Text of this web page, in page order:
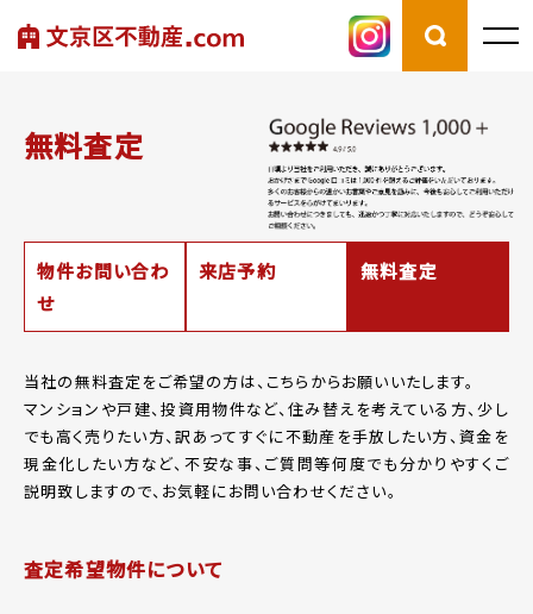
無料査定
物件お問い合わ
せ
来店予約 無料査定
当社の無料査定をご希望の方は、こちらからお願いいたします。
マンションや戸建、投資用物件など、住み替えを考えている方、少し
でも高く売りたい方、訳あってすぐに不動産を手放したい方、資金を
現金化したい方など、 不安な事、ご質問等何度でも分かりやすくご
説明致しますので、お気軽にお問い合わせください。
査定希望物件について